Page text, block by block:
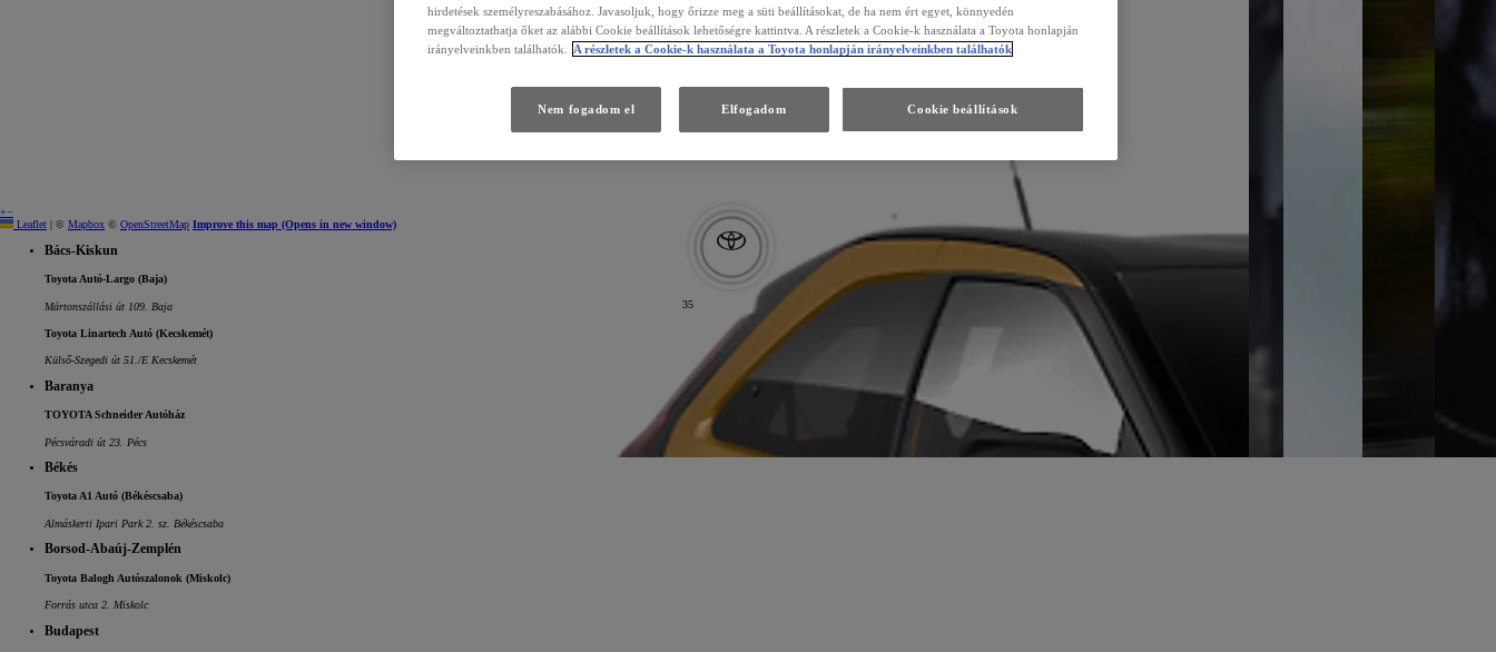
35
+−
Leaflet | © Mapbox © OpenStreetMap Improve this map (Opens in new window)
Bács-Kiskun
Toyota Autó-Largo (Baja)
Mártonszállási út 109. Baja
Toyota Linartech Autó (Kecskemét)
Külső-Szegedi út 51./E Kecskemét
Baranya
TOYOTA Schneider Autóház
Pécsváradi út 23. Pécs
Békés
Toyota A1 Autó (Békéscsaba)
Almáskerti Ipari Park 2. sz. Békéscsaba
Borsod-Abaúj-Zemplén
Toyota Balogh Autószalonok (Miskolc)
Forrás utca 2. Miskolc
Budapest
hirdetések személyreszabásához. Javasoljuk, hogy őrizze meg a süti beállításokat, de ha nem ért egyet, könnyedén
megváltoztathatja őket az alábbi Cookie beállítások lehetőségre kattintva. A részletek a Cookie-k használata a Toyota honlapján
irányelveinkben találhatók.
A részletek a Cookie-k használata a Toyota honlapján irányelveinkben találhatók
Cookie beállítások
Nem fogadom el Elfogadom